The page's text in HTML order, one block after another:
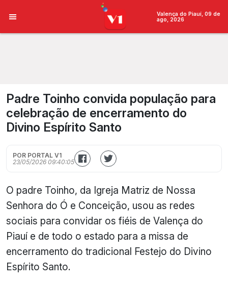
Valença do Piauí, 09 de
ago, 2026
Padre Toinho convida população para
celebração de encerramento do
Divino Espírito Santo
POR PORTAL V1
23/05/2026 09:40:05
O padre Toinho, da Igreja Matriz de Nossa
Senhora do Ó e Conceição, usou as redes
sociais para convidar os fiéis de Valença do
Piauí e de todo o estado para a missa de
encerramento do tradicional Festejo do Divino
Espírito Santo.